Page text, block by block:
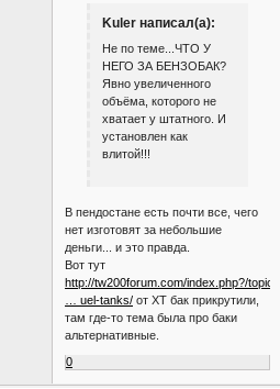
Kuler написал(а):
Не по теме...ЧТО У
НЕГО ЗА БЕНЗОБАК?
Явно увеличенного
объёма, которого не
хватает у штатного. И
установлен как
влитой!!!
В пендостане есть почти все, чего
нет изготовят за небольшие
деньги... и это правда.
Вот тут
http://tw200forum.com/index.php?/topic/
… uel-tanks/ от XT бак прикрутили,
там где-то тема была про баки
альтернативные.
0